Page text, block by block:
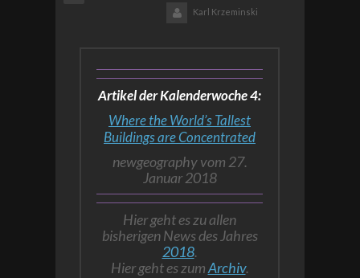
Karl Krzeminski
Artikel der Kalenderwoche 4:
Where the World’s Tallest
Buildings are Concentrated
newgeography vom 27.
Januar 2018
Hier geht es zu allen
bisherigen News des Jahres
2018.
Hier geht es zumArchiv.